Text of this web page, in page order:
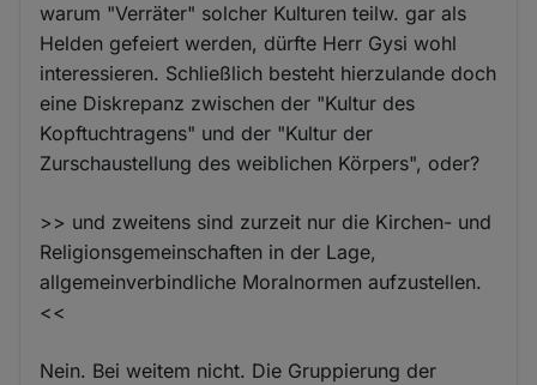
warum "Verräter" solcher Kulturen teilw. gar als
Helden gefeiert werden, dürfte Herr Gysi wohl
interessieren. Schließlich besteht hierzulande doch
eine Diskrepanz zwischen der "Kultur des
Kopftuchtragens" und der "Kultur der
Zurschaustellung des weiblichen Körpers", oder?
>> und zweitens sind zurzeit nur die Kirchen- und
Religionsgemeinschaften in der Lage,
allgemeinverbindliche Moralnormen aufzustellen.
<<
Nein. Bei weitem nicht. Die Gruppierung der